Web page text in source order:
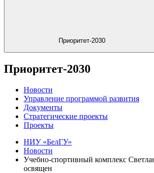
Приоритет-2030
Приоритет-2030
Новости
Управление программой развития
Документы
Стратегические проекты
Проекты
НИУ «БелГУ»
Новости
Учебно-спортивный комплекс
освящен